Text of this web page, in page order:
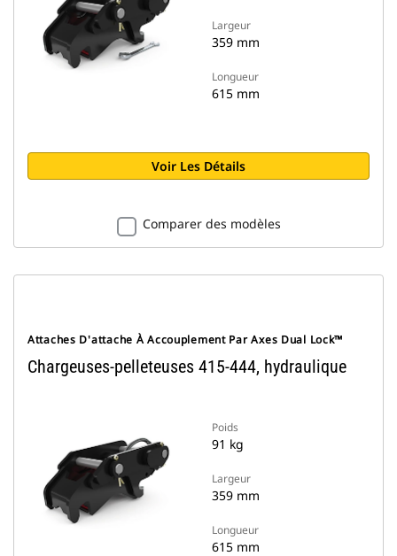
Largeur
359 mm
Longueur
615 mm
Voir Les Détails
Comparer des modèles
Attaches D'attache À Accouplement Par Axes Dual Lock™
Chargeuses-pelleteuses 415-444, hydraulique
Poids
91 kg
Largeur
359 mm
Longueur
615 mm